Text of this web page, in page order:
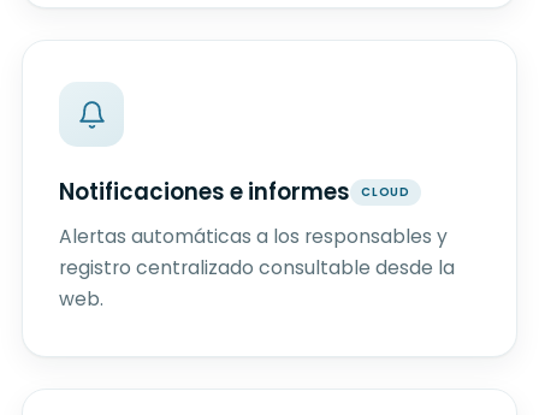
Notificaciones e informes CLOUD
Alertas automáticas a los responsables y
registro centralizado consultable desde la
web.